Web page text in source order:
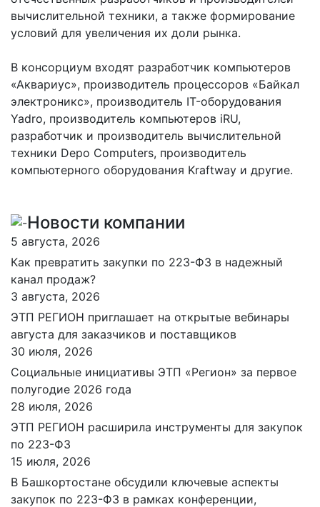
вычислительной техники, а также формирование
условий для увеличения их доли рынка.
В консорциум входят разработчик компьютеров
«Аквариус», производитель процессоров «Байкал
электроникс», производитель IT-оборудования
Yadro, производитель компьютеров iRU,
разработчик и производитель вычислительной
техники Depo Computers, производитель
компьютерного оборудования Kraftway и другие.
Новости компании
5 августа, 2026
Как превратить закупки по 223-ФЗ в надежный
канал продаж?
3 августа, 2026
ЭТП РЕГИОН приглашает на открытые вебинары
августа для заказчиков и поставщиков
30 июля, 2026
Социальные инициативы ЭТП «Регион» за первое
полугодие 2026 года
28 июля, 2026
ЭТП РЕГИОН расширила инструменты для закупок
по 223-ФЗ
15 июля, 2026
В Башкортостане обсудили ключевые аспекты
закупок по 223-ФЗ в рамках конференции,